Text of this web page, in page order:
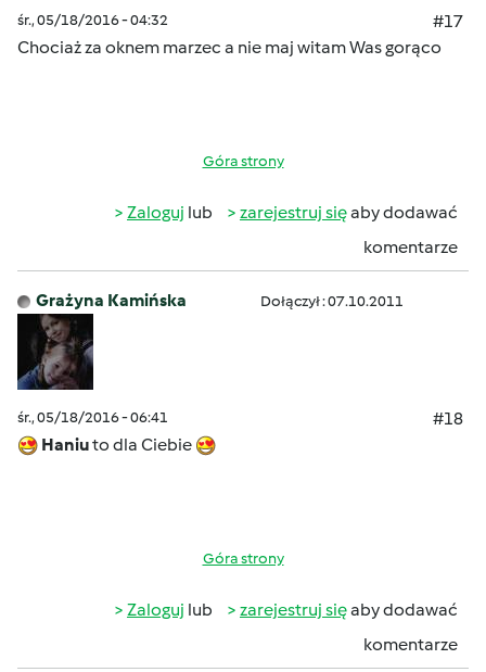
śr., 05/18/2016 - 04:32
#17
Chociaż za oknem marzec a nie maj witam Was gorąco
Góra strony
Zaloguj lub zarejestruj sięaby dodawać
komentarze
Grażyna Kamińska Dołączył : 07.10.2011
śr., 05/18/2016 - 06:41
#18
Haniuto dla Ciebie
Góra strony
Zaloguj lub zarejestruj sięaby dodawać
komentarze